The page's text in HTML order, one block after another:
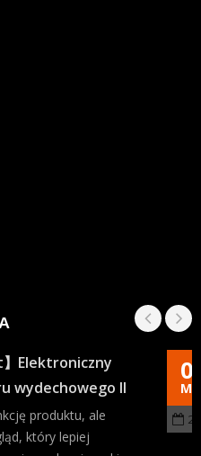
】Elektroniczny
wydechowego II
produktu, ale
który lepiej